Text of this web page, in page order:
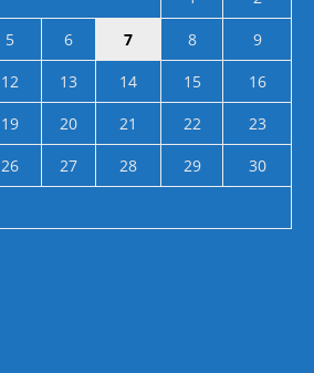
5 6 7 8
9
12 13 14 15
16
19 20 21 22
23
26 27 28 29
30